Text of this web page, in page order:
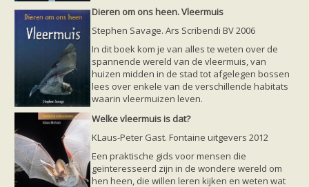
Nieuwsberichten
Informatiefolders
Nederland
Buitenland
Meer dan vleermuizen
Handleidingen
Vlendag presentaties
Vlennieuwsbrief
Overige publicaties
zoonose info (rabies, corona, etc)
rapporten
Handleiding
Overig
Video beelden
Dieren om ons heen. Vleermuis
Stephen Savage. Ars Scribendi BV 2006
In dit boek kom je van alles te weten over de
spannende wereld van de vleermuis, van
huizen midden in de stad tot afgelegen bossen
lees over enkele van de verschillende habitats
waarin vleermuizen leven.
Welke vleermuis is dat?
KLaus-Peter Gast. Fontaine uitgevers 2012
Een praktische gids voor mensen die
geïnteresseerd zijn in de wondere wereld om
hen heen, die willen leren kijken en weten wat